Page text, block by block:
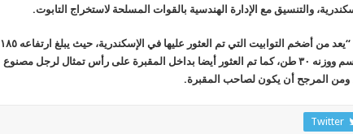
والتنسيق مع الإدارة الهندسية بالقوات المسلحة لاستخراج التابوت.
وأكد بيان لوزارة الآثار أن التابوت “يعد من أضخم التوابيت التي تم العثور عليها في الإسكندرية، حيث يبلغ ارتفاعه ١٨٥
سم وطوله ٢٦٥ سم وعرضه ١٦٥سم ووزنه ٣٠ طن، كما تم العثور أيضا بداخل المقبرة على رأس تمثال لرجل مصنوع
Twitter